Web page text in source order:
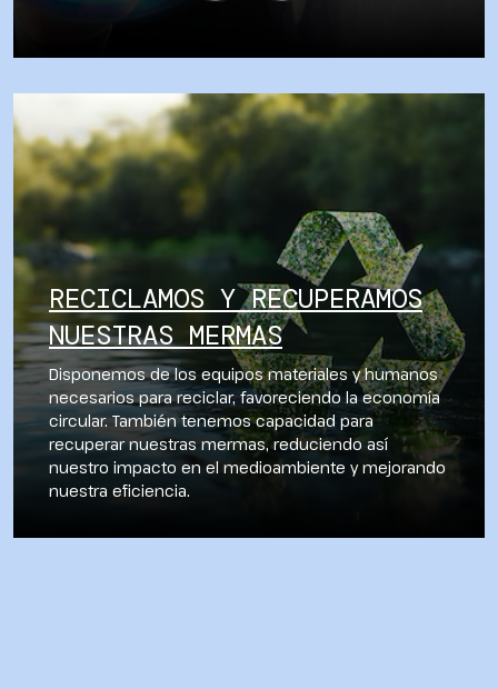
RECICLAMOS Y RECUPERAMOS
NUESTRAS MERMAS
Disponemos de los equipos materiales y humanos
necesarios para reciclar, favoreciendo la economía
circular. También tenemos capacidad para
recuperar nuestras mermas, reduciendo así
nuestro impacto en el medioambiente y mejorando
nuestra eficiencia.